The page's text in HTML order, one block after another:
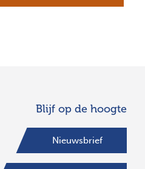
Blijf op de hoogte
Nieuwsbrief